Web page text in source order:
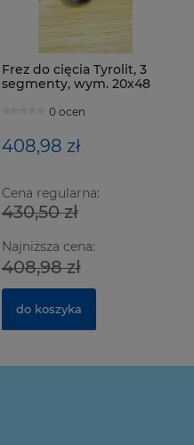
Frez do cięcia Tyrolit, 3
segmenty, wym. 20x48
0 ocen
408,98 zł
Cena regularna:
430,50 zł
Najniższa cena:
408,98 zł
do koszyka